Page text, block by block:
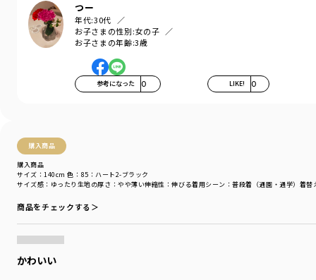
つー
年代:30代
お子さまの性別:女の子
お子さまの年齢:3歳
参考になった 0 LIKE! 0
購入商品
購入商品
サイズ感 ：ゆったり 生地の厚さ ：やや薄い伸縮性 ：伸びる着用シーン ：普段着（通園・通学） 着替
サイズ：140cm 色：85：ハート2-ブラック
商品をチェックする＞
かわいい